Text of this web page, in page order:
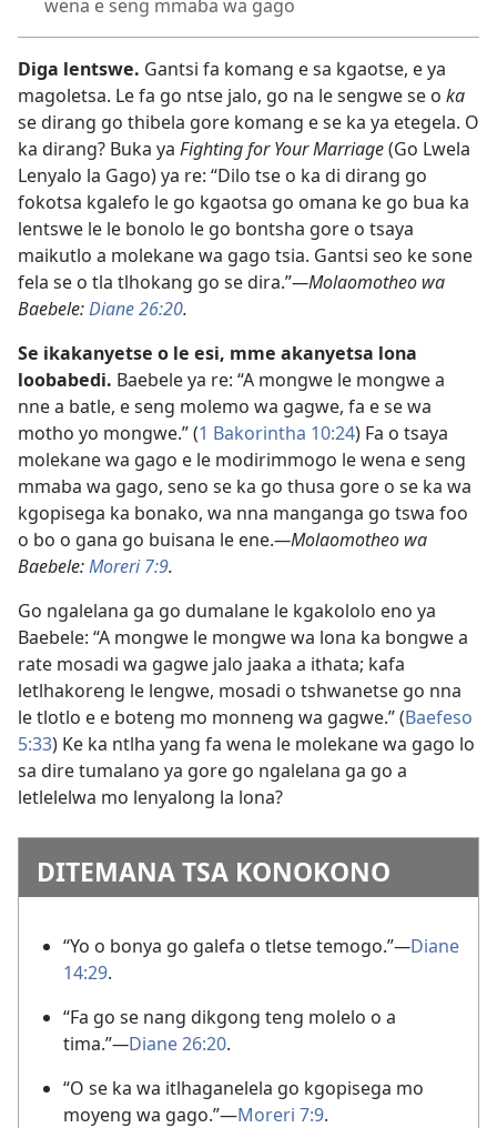
wena e seng mmaba wa gago
Diga lentswe. Gantsi fa komang e sa kgaotse, e ya
magoletsa. Le fa go ntse jalo, go na le sengwe se o ka
se dirang go thibela gore komang e se ka ya etegela. O
ka dirang? Buka ya Fighting for Your Marriage(Go Lwela
Lenyalo la Gago) ya re: “Dilo tse o ka di dirang go
fokotsa kgalefo le go kgaotsa go omana ke go bua ka
lentswe le le bonolo le go bontsha gore o tsaya
maikutlo a molekane wa gago tsia. Gantsi seo ke sone
fela se o tla tlhokang go se dira.”—Molaomotheo wa
Baebele:Diane 26:20.
Se ikakanyetse o le esi, mme akanyetsa lona
loobabedi. Baebele ya re: “A mongwe le mongwe a
nne a batle, e seng molemo wa gagwe, fa e se wa
motho yo mongwe.” (1 Bakorintha 10:24) Fa o tsaya
molekane wa gago e le modirimmogo le wena e seng
mmaba wa gago, seno se ka go thusa gore o se ka wa
kgopisega ka bonako, wa nna manganga go tswa foo
o bo o gana go buisana le ene.—Molaomotheo wa
Baebele:Moreri 7:9.
Go ngalelana ga go dumalane le kgakololo eno ya
Baebele: “A mongwe le mongwe wa lona ka bongwe a
rate mosadi wa gagwe jalo jaaka a ithata; kafa
letlhakoreng le lengwe, mosadi o tshwanetse go nna
le tlotlo e e boteng mo monneng wa gagwe.” (Baefeso
5:33) Ke ka ntlha yang fa wena le molekane wa gago lo
sa dire tumalano ya gore go ngalelana ga go a
letlelelwa mo lenyalong la lona?
DITEMANA TSA KONOKONO
“Yo o bonya go galefa o tletse temogo.”—Diane
14:29.
“Fa go se nang dikgong teng molelo o a
tima.”—Diane 26:20.
“O se ka wa itlhaganelela go kgopisega mo
moyeng wa gago.”—Moreri 7:9.